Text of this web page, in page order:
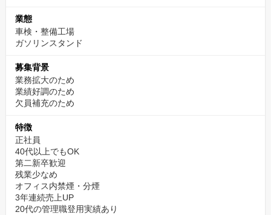
業態
車検・整備工場
ガソリンスタンド
募集背景
業務拡大のため
業績好調のため
欠員補充のため
特徴
正社員
40代以上でもOK
第二新卒歓迎
残業少なめ
オフィス内禁煙・分煙
3年連続売上UP
20代の管理職登用実績あり